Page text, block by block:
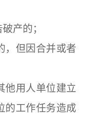
产的；
但因合并或者
用人单位建立
的工作任务造成